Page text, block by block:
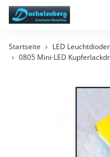
Startseite LED
0805 Mini-LED